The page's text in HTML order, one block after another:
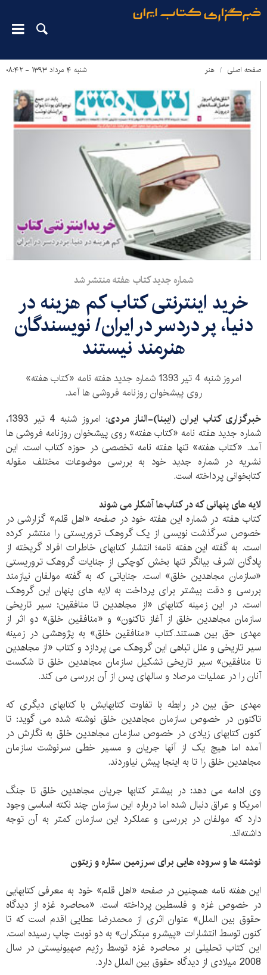
صفحه اصلی هنر شنبه ۴ مرداد ۱۳۹۳ - ۰۸:۴۲
شماره جدید کتاب هفته منتشر شد
خرید اینترنتی کتاب کم هزینه در
دنیا، پر دردسر در ایران/ نویسندگان
هنرمند نیستند
امروز شنبه 4 تیر 1393 شماره جدید هفته نامه «کتاب هفته»
روی پیشخوان روزنامه فروشی ها آمد.
خبرگزاری کتاب ایران (ایبنا)-الناز مردی:
امروز شنبه 4 تیر 1393،
شماره جدید هفته نامه «کتاب هفته» روی پیشخوان روزنامه فروشی ها
آمد. «کتاب هفته» تنها هفته نامه تخصصی در حوزه کتاب است. این
نشریه در شماره جدید خود به بررسی موضوعات مختلف مقوله
کتابخوانی پرداخته است.
لایه های پنهانی که در کتاب‌ها آشکار می شوند
کتاب هفته در شماره این هفته خود در صفحه «اهل قلم» گزارشی در
خصوص سرگذشت نویسی از یک گروهک تروریستی را منتشر کرده
است. به گفته این هفته نامه؛ انتشار کتابهای خاطرات افراد گریخته از
پادگان اشرف بیانگر تنها بخش کوچکی از جنایات گروهک تروریستی
«سازمان مجاهدین خلق» است. جنایاتی که به گفته مولفان نیازمند
بررسی و دقت بیشتر برای پرداخت به لایه های پنهان این گروهک
است. در این زمینه کتابهای «از مجاهدین تا منافقین: سیر تاریخی
سازمان مجاهدین خلق از آغاز تاکنون» و «منافقین خلق» دو اثر از
مهدی حق بین هستند.کتاب «منافقین خلق» به پژوهشی در زمینه
سیر تاریخی و علل تباهی این گروهک می پردازد و کتاب «از مجاهدین
تا منافقین» سیر تاریخی تشکیل سازمان مجاهدین خلق تا شکست
آنان را در عملیات مرصاد و سالهای پس از آن بررسی می کند.
مهدی حق بین در رابطه با تفاوت کتابهایش با کتابهای دیگری که
تاکنون در خصوص سازمان مجاهدین خلق نوشته شده می گوید: تا
کنون کتابهای زیادی در خصوص سازمان مجاهدین خلق به نگارش در
آمده اما هیچ یک از آنها جریان و مسیر خطی سرنوشت سازمان
مجاهدین خلق را تا به اینجا پیش نیاوردند.
وی ادامه می دهد: در بیشتر کتابها جریان مجاهدین خلق تا جنگ
امریکا و عراق دنبال شده اما درباره این سازمان چند نکته اساسی وجود
دارد که مولفان در بررسی و عملکرد این سازمان کمتر به آن توجه
داشته‌اند.
نوشته ها و سروده هایی برای سرزمین ستاره و زیتون
این هفته نامه همچنین در صفحه «اهل قلم» خود به معرفی کتابهایی
در خصوص غزه و فلسطین پرداخته است. «محاصره غزه از دیدگاه
حقوق بین الملل» عنوان اثری از محمدرضا عطایی اقدم است که تا
کنون توسط انتشارات «پیشرو مبتکران» به دو نوبت چاپ رسیده است.
این کتاب تحلیلی بر محاصره غزه توسط رژیم صهیونیستی در سال
2008 میلادی از دیدگاه حقوق بین الملل دارد.